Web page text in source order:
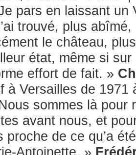
pars en laissant un
trouvé, plus
le château,
état, même si
effort de fait. »
à Versailles de 1971
sommes là pour
avant nous, et
proche de ce qu’a
Antoinette. »